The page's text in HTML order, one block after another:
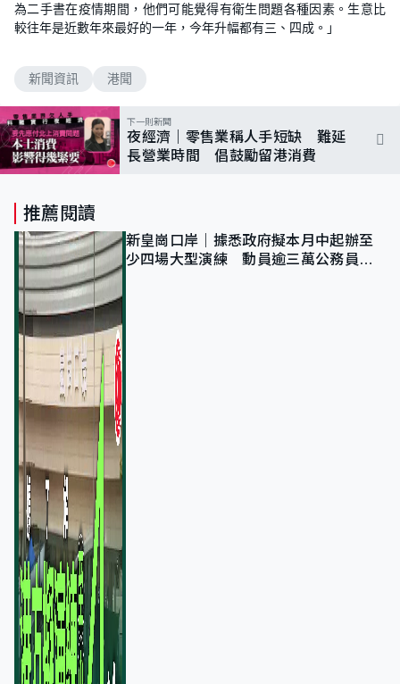
為二手書在疫情期間，他們可能覺得有衛生問題各種因素。生意比
較往年是近數年來最好的一年，今年升幅都有三、四成。」
新聞資訊 港聞
下一則新聞
夜經濟｜零售業稱人手短缺 難延
長營業時間 倡鼓勵留港消費
推薦閱讀
新皇崗口岸｜據悉政府擬本月中起辦至
少四場大型演練 動員逾三萬公務員人